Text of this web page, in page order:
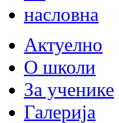
насловна
Актуелно
О школи
За ученике
Галерија